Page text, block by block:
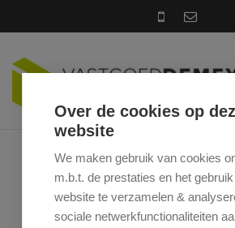
Over de cookies op
website
We maken gebruik van cookies
m.b.t. de prestaties en het
website te verzamelen &
sociale netwerkfunctionaliteiten